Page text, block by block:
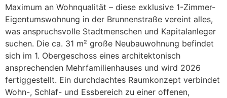
Maximum an Wohnqualität – diese exklusive 1-Zimmer-
Eigentumswohnung in der Brunnenstraße vereint alles,
was anspruchsvolle Stadtmenschen und Kapitalanleger
suchen. Die ca. 31 m² große Neubauwohnung befindet
sich im 1. Obergeschoss eines architektonisch
ansprechenden Mehrfamilienhauses und wird 2026
fertiggestellt. Ein durchdachtes Raumkonzept verbindet
Wohn-, Schlaf- und Essbereich zu einer offenen,